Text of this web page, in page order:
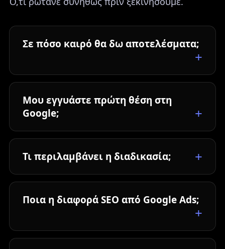
Σε πόσο καιρό θα δω αποτελέσματα;
Μου εγγυάστε πρώτη θέση στη
Google;
Τι περιλαμβάνει η διαδικασία;
Ποια η διαφορά SEO από Google Ads;